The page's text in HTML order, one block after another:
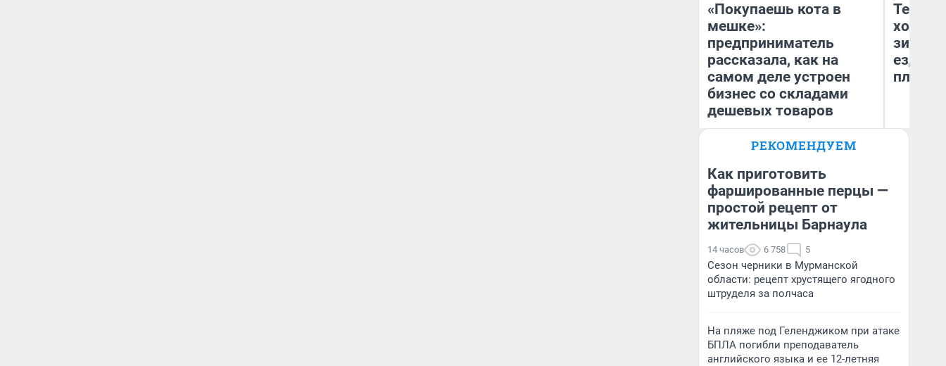
«Покупаешь кота в
мешке»:
предприниматель
рассказала, как на
самом деле устроен
бизнес со складами
дешевых товаров
Наталья Шорохова
деньги соцразвития
Тепло
зимой.
ездит
плюсы
РЕКОМЕНДУЕМ
Как приготовить
фаршированные перцы —
простой рецепт от
жительницы Барнаула
14 часов 6 758 5
Сезон черники в Мурманской
области: рецепт хрустящего ягодного
штруделя за полчаса
На пляже под Геленджиком при атаке
БПЛА погибли преподаватель
английского языка и ее 12-летняя